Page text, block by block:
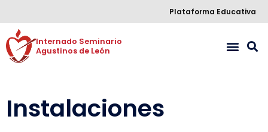
Plataforma Educativa
Internado Seminario
Agustinos de León
Instalaciones